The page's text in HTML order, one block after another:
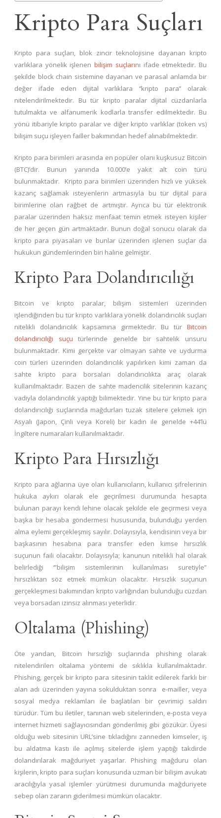
Kripto Para Suçları
Kripto para suçları, blok zincir teknolojisine dayanan kripto
varlıklara yönelik işlenenbilişim suçlarını ifade etmektedir. Bu
şekilde block chain sistemine dayanan ve parasal anlamda bir
değer ifade eden dijital varlıklara ‘’kripto para’’ olarak
nitelendirilmektedir. Bu tür kripto paralar dijital cüzdanlarla
tutulmakta ve alfanumerik kodlarla transfer edilmektedir. Bu
yönü itibariyle kripto paralar ve diğer kripto varlıklar (token vs)
bilişim suçu işleyen failler bakımından hedef alınabilmektedir.
Kripto para birimleri arasında en popüler olanı kuşkusuz Bitcoin
(BTC)’dir. Bunun yanında 10.000’e yakıt alt coin türü
bulunmaktadır. Kripto para birimleri üzerinden hızlı ve yüksek
kazanç sağlamak isteyenlerin artmasıyla bu tür dijital para
birimlerine olan rağbet de artmıştır. Ayrıca bu tür elektronik
paralar üzerinden haksız menfaat temin etmek isteyen kişiler
de her geçen gün artmaktadır. Bunun doğal sonucu olarak da
kripto para piyasaları ve bunlar üzerinden işlenen suçlar da
hukukun gündemlerinden biri haline gelmiştir.
Kripto Para Dolandırıcılığı
Bitcoin ve kripto paralar, bilişim sistemleri üzerinden
işlendiğinden bu tür kripto varlıklara yönelik dolandırıcılık suçları
nitelikli dolandırıcılık kapsamına girmektedir. Bu tür Bitcoin
dolandırıcılığı suçu türlerinde genelde bir sahtelik unsuru
bulunmaktadır. Kimi gerçekte var olmayan sahte ve uydurma
coin türleri üzerinden dolandırıcılık yapılırken kimi zaman da
sahte kripto para borsaları dolandırıcılıkta araç olarak
kullanılmaktadır. Bazen de sahte madencilik sitelerinin kazanç
vadiyla dolandırıcılık yaptığı bilimektedir. Yine bu tür kripto para
dolandırıcılığı suçlarında mağdurları tuzak sitelere çekmek için
Asyalı (Japon, Çinli veya Koreli) bir kadın ile genelde +44’lü
İngiltere numaraları kullanılmaktadır.
Kripto Para Hırsızlığı
Kripto para ağlarına üye olan kullanıcıların, kullanıcı şifrelerinin
hukuka aykırı olarak ele geçirilmesi durumunda hesapta
bulunan parayı kendi lehine olacak şekilde ele geçirmesi veya
başka bir hesaba göndermesi hususunda, bulunduğu yerden
alma eylemi gerçekleşmiş sayılır. Dolayısıyla, kendisinin veya bir
başkasının hesabına para transfer eden kimse hırsızlık
suçunun faili olacaktır. Dolayısıyla; kanunun nitelikli hal olarak
belirlediği ‘”bilişim sistemlerinin kullanılması suretiyle”
hırsızlıktan söz etmek mümkün olacaktır. Hırsızlık suçunun
gerçekleşmesi bakımından kripto varlığından bulunduğu cüzdan
veya borsadan izinsiz alınması yeterlidir.
Oltalama (Phishing)
Öte yandan, Bitcoin hırsızlığı suçlarında phishing olarak
nitelendirilen oltalama yöntemi de sıklıkla kullanılmaktadır.
Phishing, gerçek bir kripto para sitesinin taklit edilerek farklı bir
alan adı üzerinden yayına sokulduktan sonra e-mailler, veya
sosyal medya reklamları ile başlatılan bir çevrimiçi saldırı
türüdür. Tüm bu iletiler, tanınan web sitelerinden, e-posta veya
internet hizmeti sağlayıcısından gönderilmiş gibi gözükür. Üyesi
olduğu web sitesinin URL’sine tıkladığını zanneden kimseler, iş
bu aldatma kastı ile açılmış sitelerde işlem yaptığı takdirde
dolandırılarak mağduriyet yaşarlar. Phishing mağduru olan
kişilerin, kripto para suçları konusunda uzman bir bilişim avukatı
aracılığıyla yasal işlemler yürütmesi durumunda mağduriyete
sebep olan zararın giderilmesi mümkün olacaktır.